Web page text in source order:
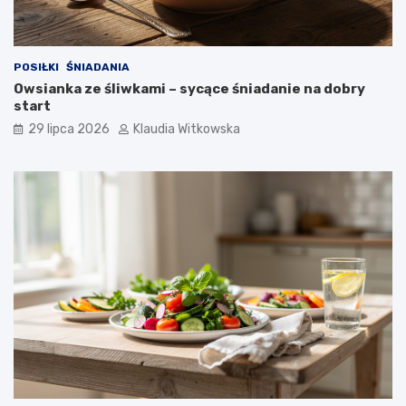
POSIŁKI ŚNIADANIA
Owsianka ze śliwkami – sycące śniadanie na dobry
start
29 lipca 2026 Klaudia Witkowska